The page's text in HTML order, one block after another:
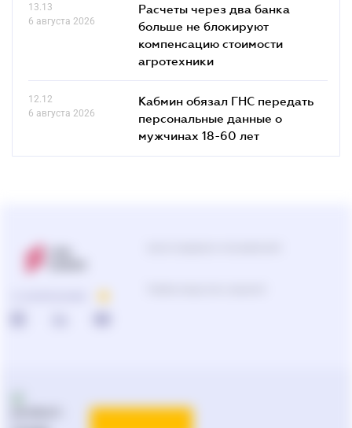
13.13
6 августа 2026
Расчеты через два банка
больше не блокируют
компенсацию стоимости
агротехники
12.12
6 августа 2026
Кабмин обязал ГНС передать
персональные данные о
мужчинах 18-60 лет